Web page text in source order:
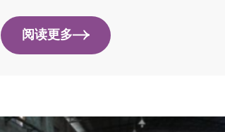
阅读更多